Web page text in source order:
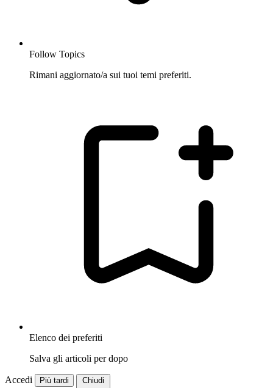
Follow Topics
Rimani aggiornato/a sui tuoi temi preferiti.
Elenco dei preferiti
Salva gli articoli per dopo
Accedi Più tardi Chiudi